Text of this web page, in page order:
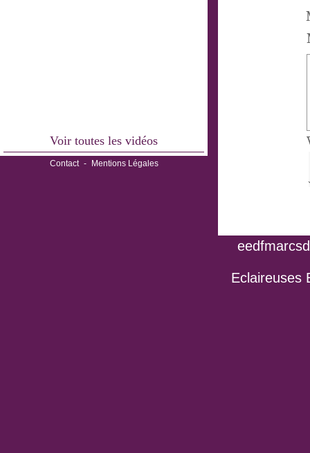
Voir toutes les vidéos
Contact - Mentions Légales
Eclaireuses